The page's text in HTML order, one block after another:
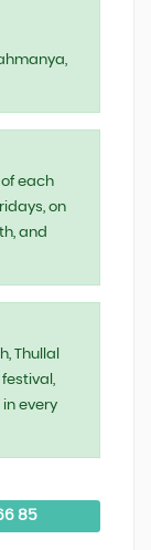
each
on
and
Thullal
every
85